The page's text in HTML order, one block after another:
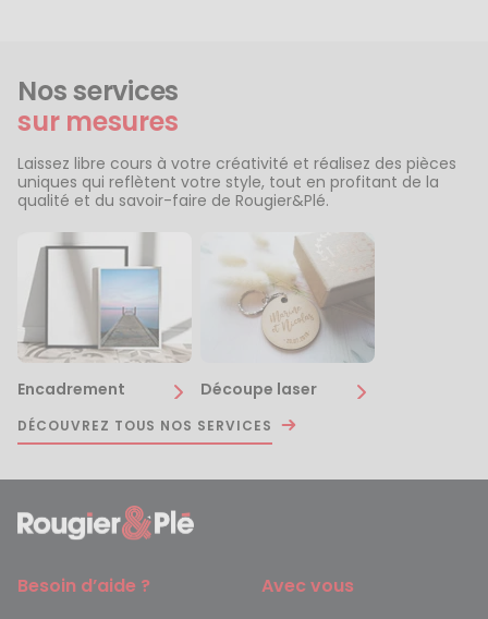
Nos services
sur mesures
Laissez libre cours à votre créativité et réalisez des pièces
uniques qui reflètent votre style, tout en profitant de la
qualité et du savoir-faire de Rougier&Plé.
Encadrement Découpe laser
DÉCOUVREZ TOUS NOS SERVICES
Besoin d’aide ? Avec vous